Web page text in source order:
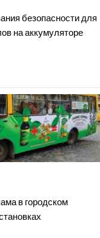
безопасности для
на аккумуляторе
в городском